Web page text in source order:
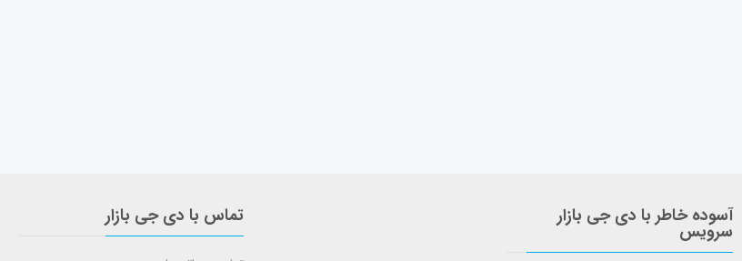
آسوده خاطر با دی جی بازار
سرویس
تماس با دی جی بازار